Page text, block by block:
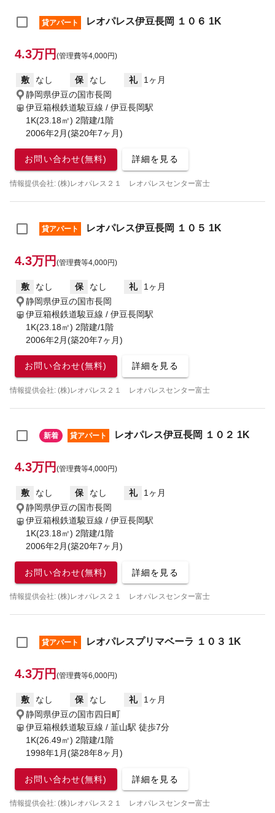
貸アパート レオパレス伊豆長岡 １０６ 1K
4.3万円 (管理費等4,000円)
敷 なし 保 なし 礼
1ヶ月
静岡県伊豆の国市長岡
伊豆箱根鉄道駿豆線 / 伊豆長岡駅
1K(23.18㎡) 2階建/1階
2006年2月(築20年7ヶ月)
お問い合わせ(無料) 詳細を見る
情報提供会社: (株)レオパレス２１ レオパレスセンター富士
貸アパート レオパレス伊豆長岡 １０５ 1K
4.3万円 (管理費等4,000円)
敷 なし 保 なし 礼
1ヶ月
静岡県伊豆の国市長岡
伊豆箱根鉄道駿豆線 / 伊豆長岡駅
1K(23.18㎡) 2階建/1階
2006年2月(築20年7ヶ月)
お問い合わせ(無料) 詳細を見る
情報提供会社: (株)レオパレス２１ レオパレスセンター富士
新着 貸アパート レオパレス伊豆長岡 １０２ 1K
4.3万円 (管理費等4,000円)
敷 なし 保 なし 礼
1ヶ月
静岡県伊豆の国市長岡
伊豆箱根鉄道駿豆線 / 伊豆長岡駅
1K(23.18㎡) 2階建/1階
2006年2月(築20年7ヶ月)
お問い合わせ(無料) 詳細を見る
情報提供会社: (株)レオパレス２１ レオパレスセンター富士
貸アパート レオパレスプリマベーラ １０３ 1K
4.3万円 (管理費等6,000円)
敷 なし 保 なし 礼
1ヶ月
静岡県伊豆の国市四日町
伊豆箱根鉄道駿豆線 / 韮山駅 徒歩7分
1K(26.49㎡) 2階建/1階
1998年1月(築28年8ヶ月)
お問い合わせ(無料) 詳細を見る
情報提供会社: (株)レオパレス２１ レオパレスセンター富士